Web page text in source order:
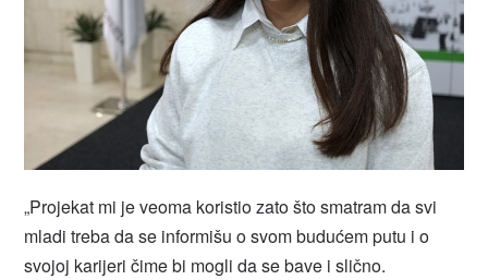
„Projekat mi je veoma koristio zato što smatram da svi
mladi treba da se informišu o svom budućem putu i o
svojoj karijeri čime bi mogli da se bave i slično.